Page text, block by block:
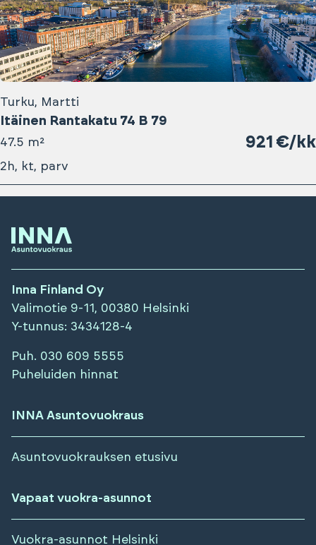
Turku, Martti
Itäinen Rantakatu 74 B 79
47.5 m² 921 €/kk
2h, kt, parv
Inna Finland Oy
Valimotie 9-11, 00380 Helsinki
Y-tunnus: 3434128-4
Puh. 030 609 5555
Puheluiden hinnat
INNA Asuntovuokraus
Asuntovuokrauksen etusivu
Vapaat vuokra-asunnot
Vuokra-asunnot Helsinki